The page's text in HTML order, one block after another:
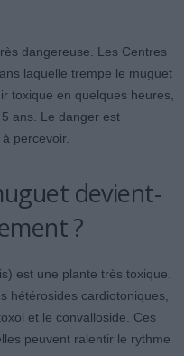
dangereuse. Les Centres
laquelle trempe le muguet
toxique en quelques heures,
ans. Le danger est
percevoir.
devient-
?
est une plante très toxique.
hétérosides cardiotoniques,
et le convalloside. Ces
peuvent ralentir le rythme